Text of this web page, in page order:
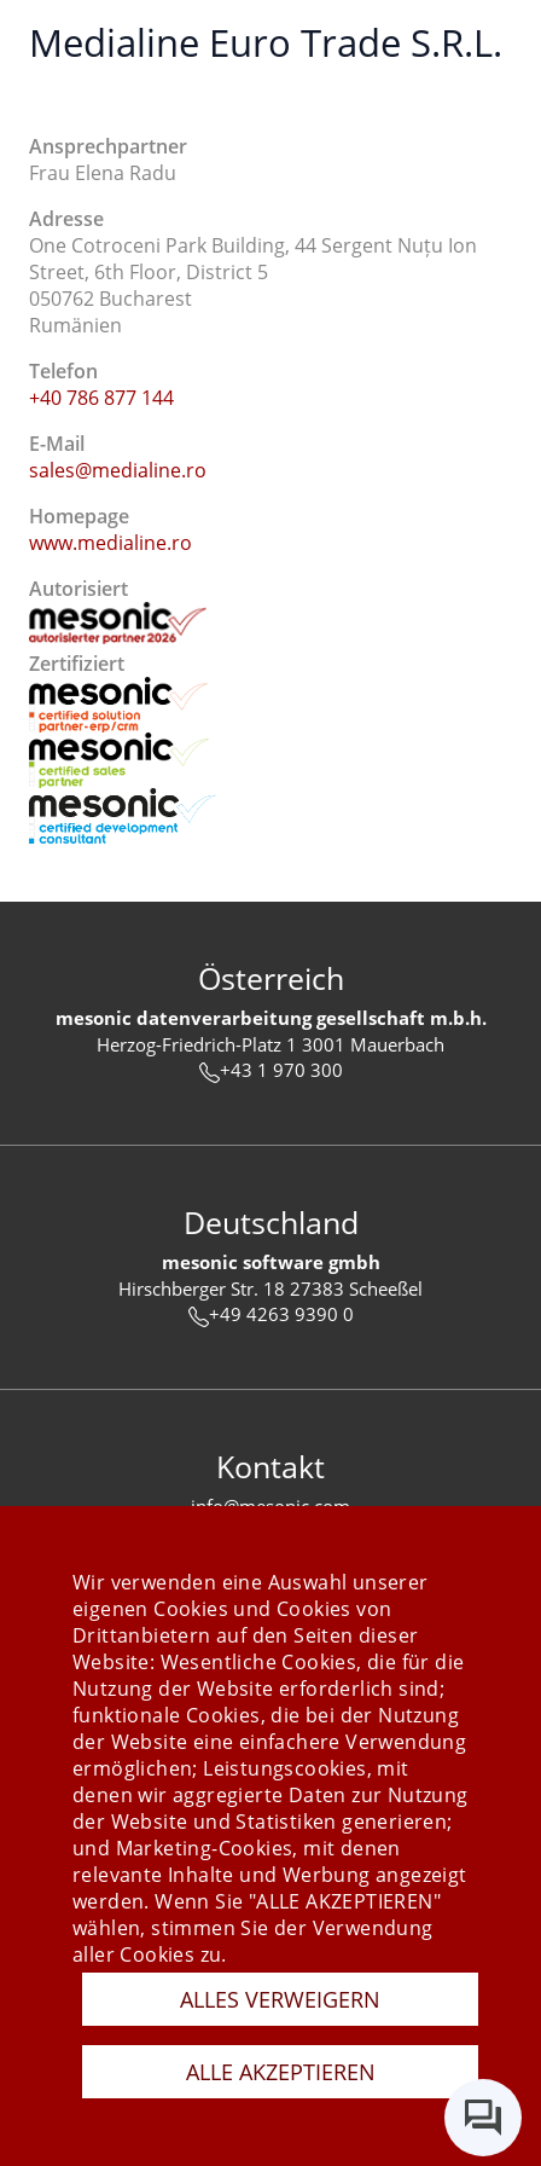
Medialine Euro Trade S.R.L.
Ansprechpartner
Frau Elena Radu
Adresse
One Cotroceni Park Building, 44 Sergent Nuțu Ion
Street, 6th Floor, District 5
050762 Bucharest
Rumänien
Telefon
+40 786 877 144
E-Mail
sales@medialine.ro
Homepage
www.medialine.ro
Autorisiert
Zertifiziert
Österreich
mesonic datenverarbeitung gesellschaft m.b.h.
Herzog-Friedrich-Platz 1 3001 Mauerbach
+43 1 970 300
Deutschland
mesonic software gmbh
Hirschberger Str. 18 27383 Scheeßel
+49 4263 9390 0
Kontakt
info@mesonic.com
Stay connected
Presse
Newsletter
AGB
Datenschutz
Impressum
Wir verwenden eine Auswahl unserer
eigenen Cookies und Cookies von
Drittanbietern auf den Seiten dieser
Website: Wesentliche Cookies, die für die
Nutzung der Website erforderlich sind;
funktionale Cookies, die bei der Nutzung
der Website eine einfachere Verwendung
ermöglichen; Leistungscookies, mit
denen wir aggregierte Daten zur Nutzung
der Website und Statistiken generieren;
und Marketing-Cookies, mit denen
relevante Inhalte und Werbung angezeigt
werden. Wenn Sie "ALLE AKZEPTIEREN"
wählen, stimmen Sie der Verwendung
aller Cookies zu.
ALLES VERWEIGERN
ALLE AKZEPTIEREN